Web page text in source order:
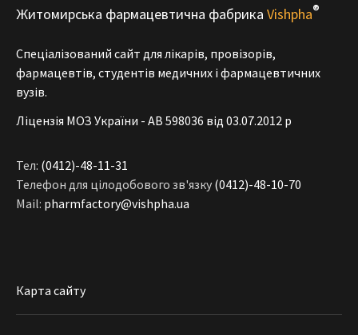
Житомирська фармацевтична фабрика Vishpha®
Спеціалізований сайт для лікарів, провізорів,
фармацевтів, студентів медичних і фармацевтичних
вузів.
Ліцензія МОЗ України - АВ 598036 від 03.07.2012 р
Тел: (0412)-48-11-31
Телефон для цілодобового зв'язку (0412)-48-10-70
Mail: pharmfactory@vishpha.ua
Карта сайту